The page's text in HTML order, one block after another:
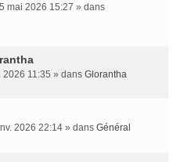
mai 2026 15:27 » dans
2026 11:35 » dans Glorantha
2026 22:14 » dans Général